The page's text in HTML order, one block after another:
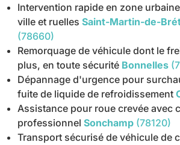
Intervention rapide en zone
ville et ruelles Saint-Martin-de-
(78660)
Remorquage de véhicule dont le
plus, en toute sécurité Bonnelles
Dépannage d'urgence pour
fuite de liquide de refroidissement
Assistance pour roue crevée avec
professionnel Sonchamp (78120)
Transport sécurisé de véhicule de